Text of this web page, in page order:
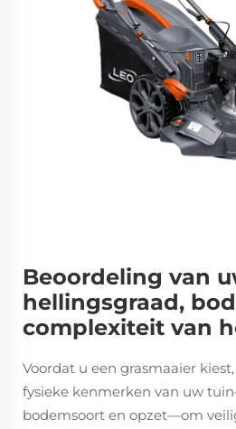
Beoordeling van
hellingsgraad,
complexiteit van
Voordat u een grasmaaier
fysieke kenmerken van uw
bodemsoort en opzet—om